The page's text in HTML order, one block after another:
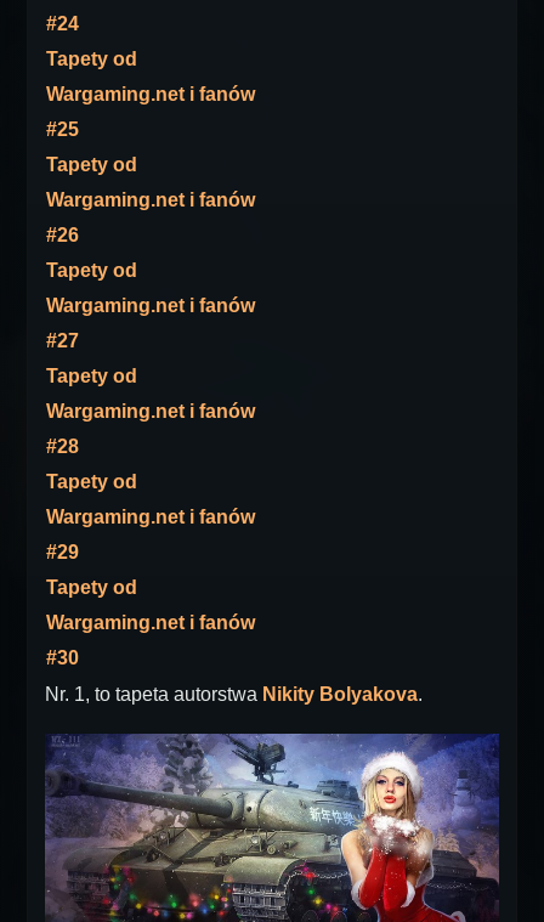
#24
Tapety od
Wargaming.net i fanów
#25
Tapety od
Wargaming.net i fanów
#26
Tapety od
Wargaming.net i fanów
#27
Tapety od
Wargaming.net i fanów
#28
Tapety od
Wargaming.net i fanów
#29
Tapety od
Wargaming.net i fanów
#30
Nr. 1, to tapeta autorstwa Nikity Bolyakova.